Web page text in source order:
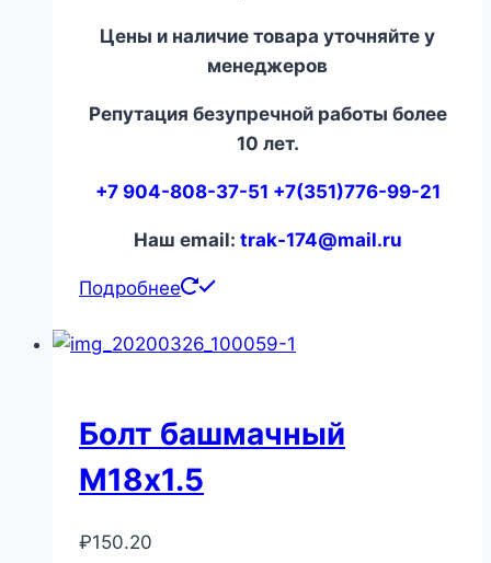
Цены и наличие товара уточняйте у
менеджеров
Репутация безупречной работы более
10 лет.
+7 904-808-37-51 +7(351)776-99-21
Наш email: trak-174@mail.ru
Подробнее
Болт башмачный
М18х1.5
₽150.20